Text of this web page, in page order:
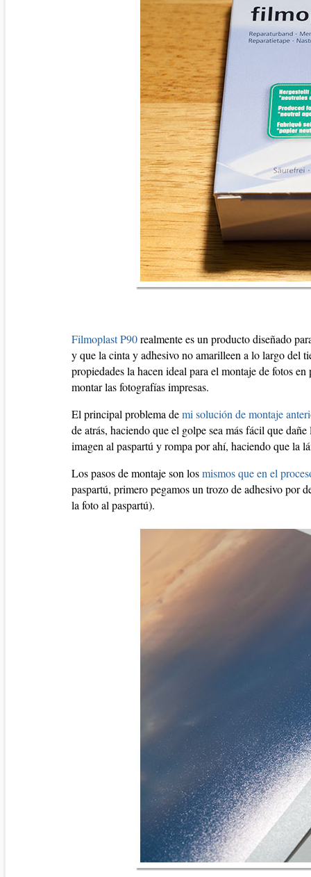
Filmoplast P90realmente es un producto diseñado
y que la cinta y adhesivo no amarilleen a lo largo del
propiedades la hacen ideal para el montaje de fotos
montar las fotografías impresas.
El principal problema demi solución de montaje
de atrás, haciendo que el golpe sea más fácil que
imagen al paspartú y rompa por ahí, haciendo que la
Los pasos de montaje son losmismos que en el
paspartú, primero pegamos un trozo de adhesivo por
la foto al paspartú).